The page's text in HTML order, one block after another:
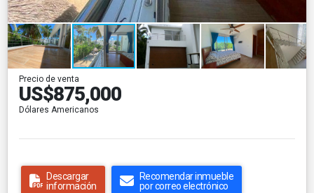
Precio de venta
US$875,000
Dólares Americanos
Descargar
información
Recomendar inmueble
por correo electrónico